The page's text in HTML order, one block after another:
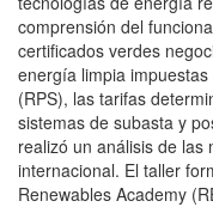
comprensión del
certificados verdes
energía limpia
(RPS), las tarifas
sistemas de subasta y
realizó un análisis de las
internacional. El taller
Renewables Academy